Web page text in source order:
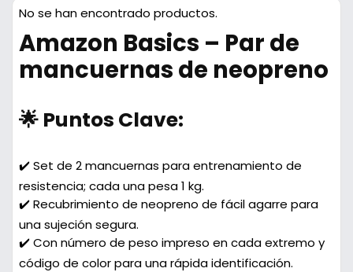
No se han encontrado productos.
Amazon Basics – Par de
mancuernas de neopreno
🌟 Puntos Clave:
✔️ Set de 2 mancuernas para entrenamiento de
resistencia; cada una pesa 1 kg.
✔️ Recubrimiento de neopreno de fácil agarre para
una sujeción segura.
✔️ Con número de peso impreso en cada extremo y
código de color para una rápida identificación.